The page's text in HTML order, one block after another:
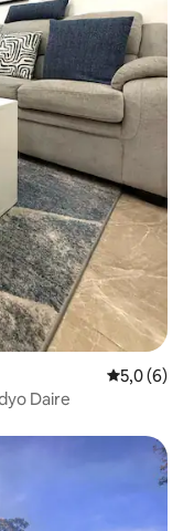
55,0 (6)
Daire